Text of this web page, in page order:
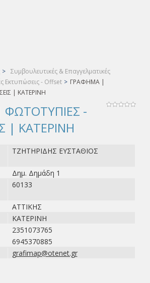
>
Συμβουλευτικές & Επαγγελματικές
Εκτυπώσεις - Offset > ΓΡΑΦΗΜΑ |
| ΚΑΤΕΡΙΝΗ
-
| ΚΑΤΕΡΙΝΗ
ΤΖΗΤΗΡΙΔΗΣ ΕΥΣΤΑΘΙΟΣ
Δημ. Δημάδη 1
60133
ΑΤΤΙΚΗΣ
ΚΑΤΕΡΙΝΗ
2351073765
6945370885
grafimap@otenet.gr